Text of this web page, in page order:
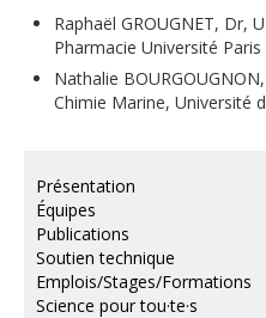
Raphaël GROUGNET, Dr,
Pharmacie Université
Nathalie
Chimie Marine, Université
Présentation
Équipes
Publications
Soutien technique
Emplois/Stages/Formations
Science pour tou·te·s